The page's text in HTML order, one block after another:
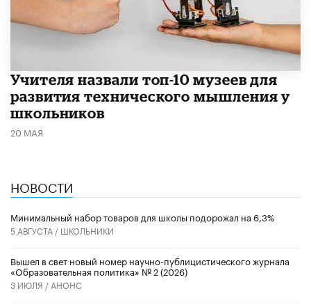
​Учителя назвали топ-10 музеев для
развития технического мышления у
школьников
20 МАЯ
НОВОСТИ
Минимальный набор товаров для школы подорожал на 6,3%
5 АВГУСТА / ШКОЛЬНИКИ
Вышел в свет новый номер научно-публицистического журнала
«Образовательная политика» № 2 (2026)
3 ИЮЛЯ / АНОНС